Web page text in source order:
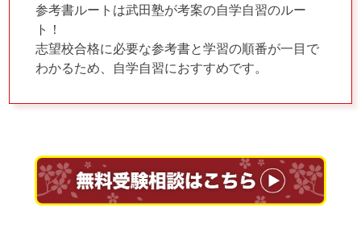
参考書ルートは武田塾が考案の自学自習のルー
ト！
志望校合格に必要な参考書と学習の順番が一目で
わかるため、自学自習におすすめです。